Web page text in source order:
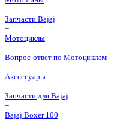
Запчасти Bajaj
+
Мотоциклы
Вопрос-ответ по Мотоциклам
Аксессуары
+
Запчасти для Bajaj
+
Bajaj Boxer 100